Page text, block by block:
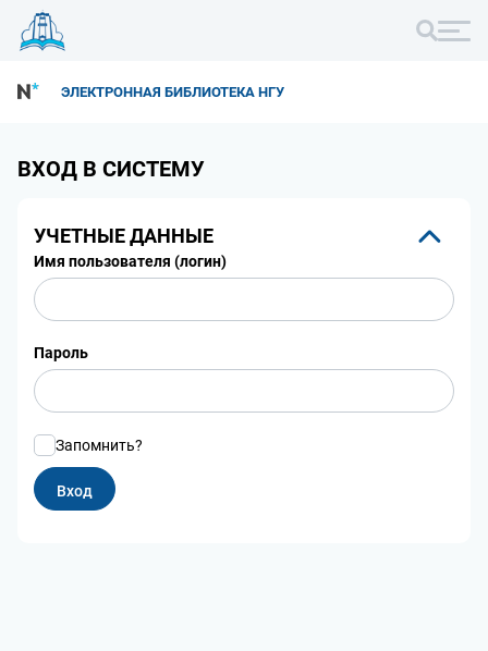
ЭЛЕКТРОННАЯ БИБЛИОТЕКА НГУ
ВХОД В СИСТЕМУ
УЧЕТНЫЕ ДАННЫЕ
Имя пользователя (логин)
Пароль
Запомнить?